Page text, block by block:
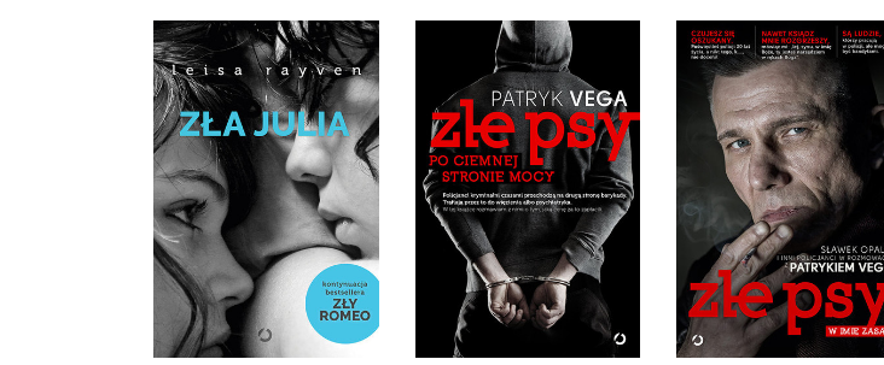
ZŁA JULIA
LEISA RAYVEN
36,90 ZŁ
ZŁE PSY. PO CIEMNEJ
STRONIE MOCY
PATRYK VEGA
OPRAWA MIĘKKA
36,90 ZŁ
ZŁE PSY. W IMIĘ ZASAD
PATRYK VEGA
OPRAWA MIĘKKA
36,90 ZŁ